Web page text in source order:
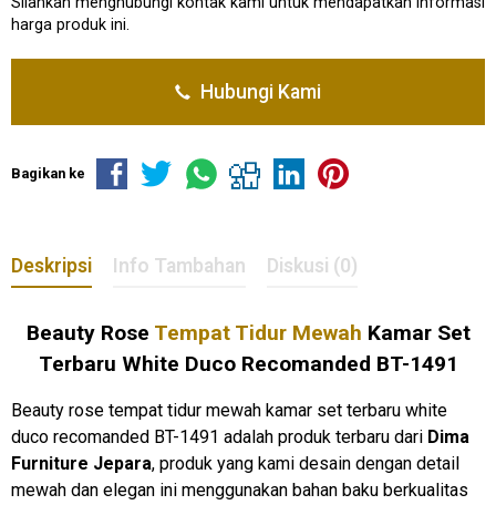
harga produk ini.
Hubungi Kami
Bagikan ke
Deskripsi Info Tambahan Diskusi (0)
Beauty Rose Tempat Tidur Mewah Kamar Set
Terbaru White Duco Recomanded BT-1491
Beauty rose tempat tidur mewah kamar set terbaru white
duco recomanded BT-1491 adalah produk terbaru dari Dima
Furniture Jepara, produk yang kami desain dengan detail
mewah dan elegan ini menggunakan bahan baku berkualitas